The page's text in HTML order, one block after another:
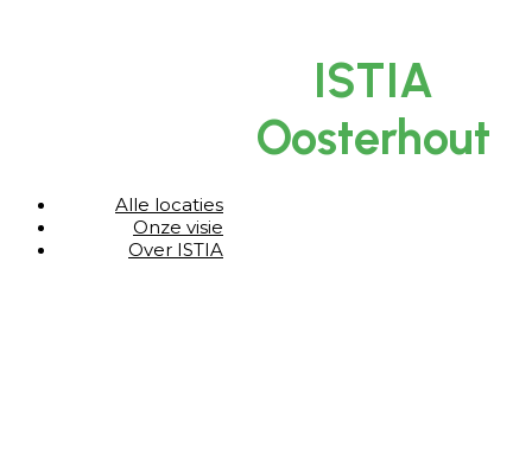
Alle locaties
Onze visie
Over ISTIA
ISTIA
Oosterhout